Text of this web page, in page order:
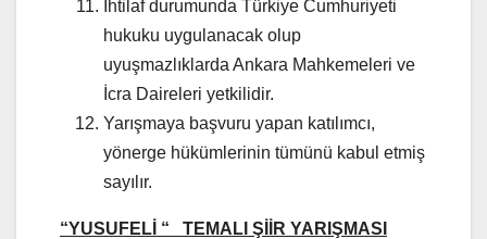
İhtilaf durumunda Türkiye Cumhuriyeti
hukuku uygulanacak olup
uyuşmazlıklarda Ankara Mahkemeleri ve
İcra Daireleri yetkilidir.
Yarışmaya başvuru yapan katılımcı,
yönerge hükümlerinin tümünü kabul etmiş
sayılır.
“YUSUFELİ “ TEMALI ŞİİR YARIŞMASI